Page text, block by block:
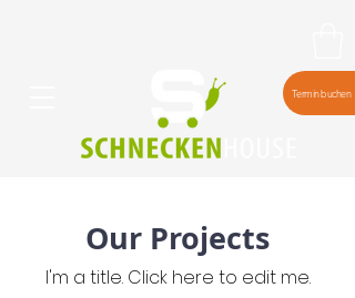
Termin buchen
Our Projects
I'm a title. ​Click here to edit me.